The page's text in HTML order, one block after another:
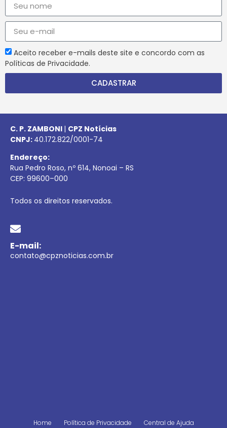
Aceito receber e-mails deste site e concordo com as
Políticas de Privacidade.
CADASTRAR
C. P. ZAMBONI | CPZ Notícias
CNPJ: 40.172.822/0001-74
Endereço:
Rua Pedro Roso, nº 614, Nonoai – RS
CEP: 99600–000
Todos os direitos reservados.
E-mail:
contato@cpznoticias.com.br
Home Política de Privacidade
Central de Ajuda